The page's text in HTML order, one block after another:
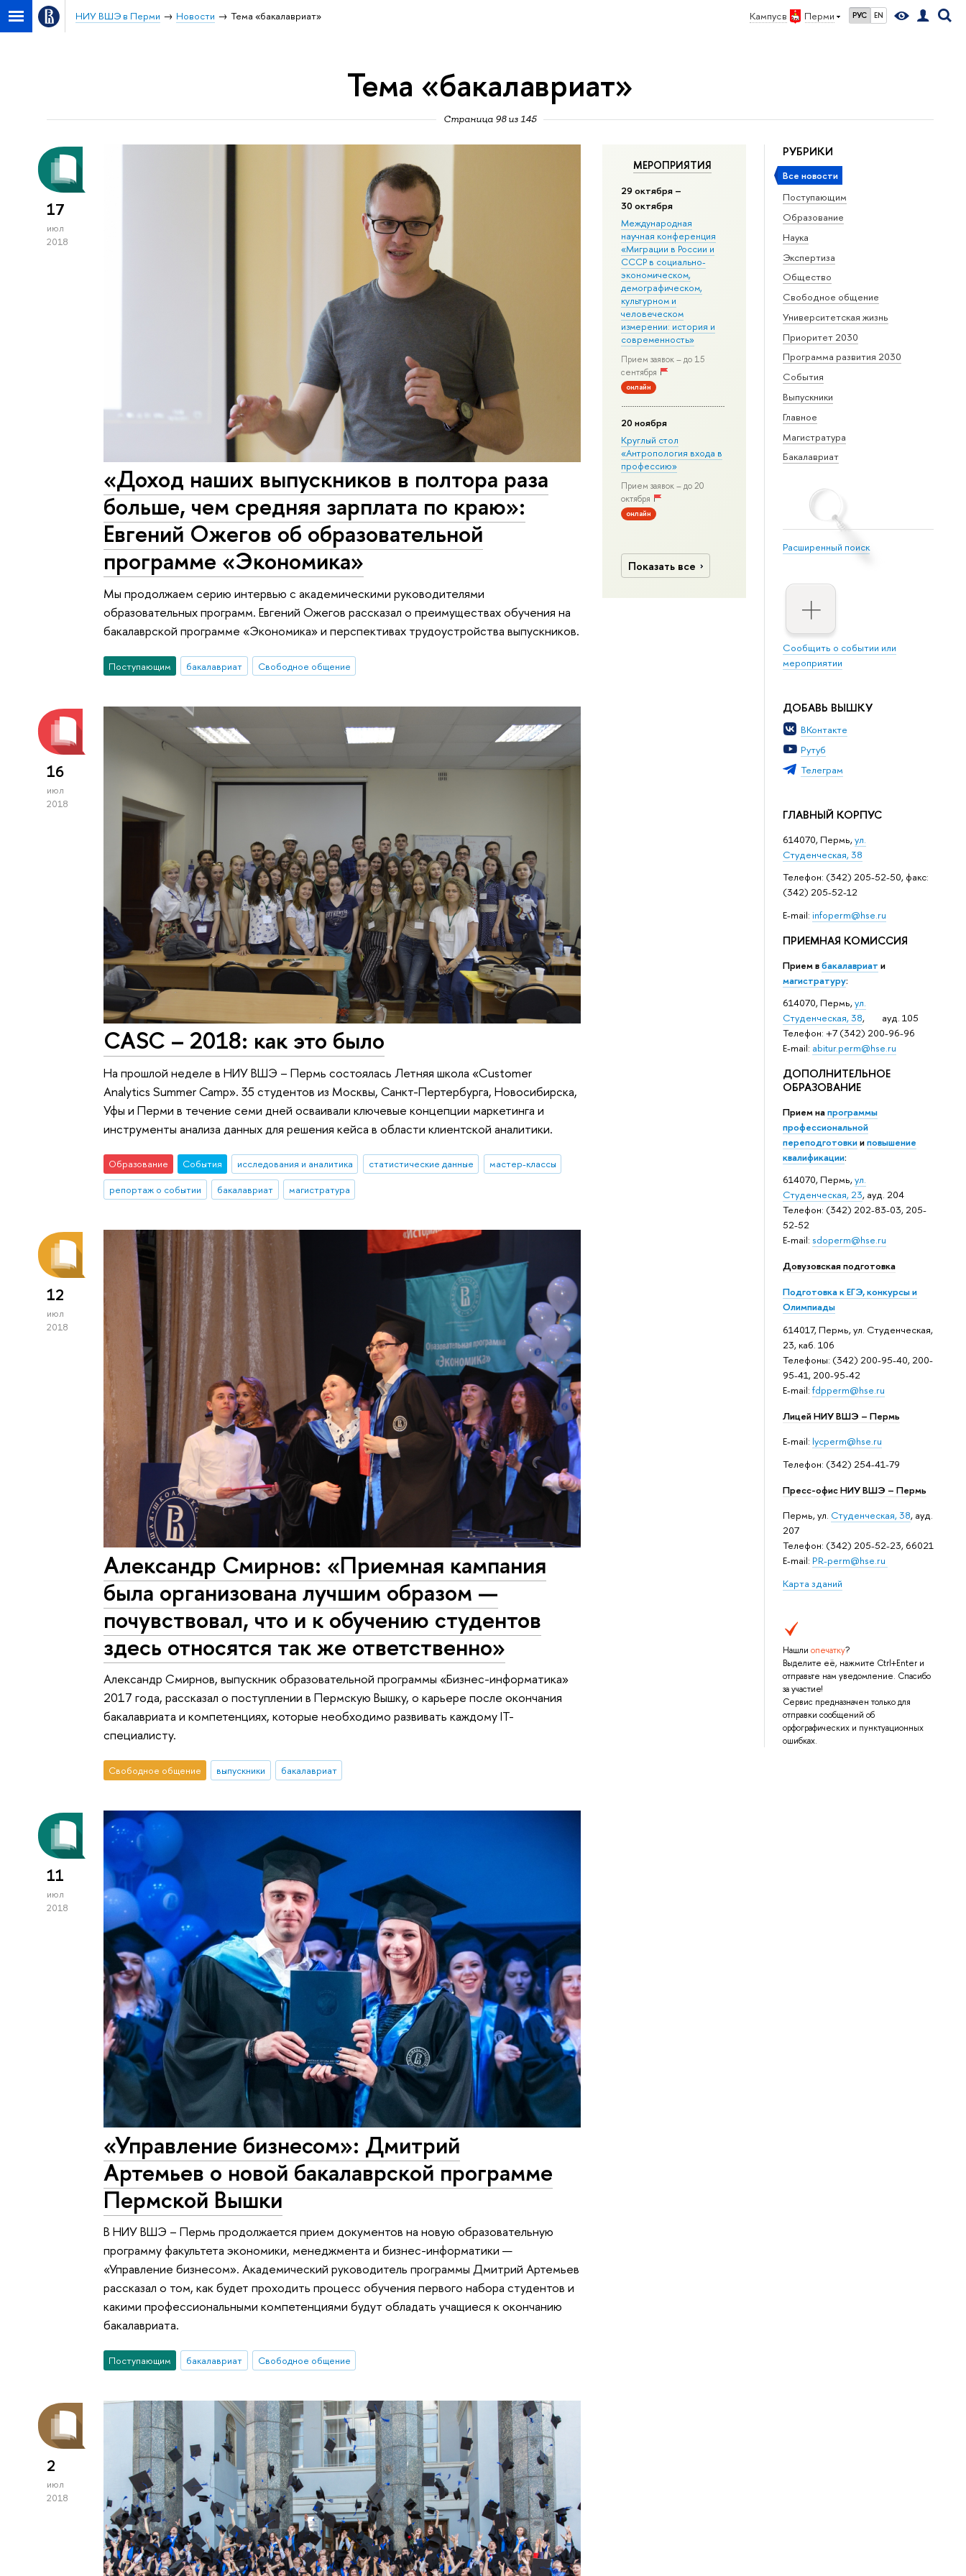
Кампус в Перми РУС EN
НИУ ВШЭ в Перми Новости Тема «бакалавриат»
Тема «бакалавриат»
Страница 98 из 145
РУБРИКИ
Все новости
Поступающим
Образование
Наука
Экспертиза
Общество
Свободное общение
Университетская жизнь
Приоритет 2030
Программа развития 2030
События
Выпускники
Главное
Магистратура
Бакалавриат
Расширенный поиск
Сообщить о событии или
мероприятии
ДОБАВЬ ВЫШКУ
ВКонтакте
Рутуб
Телеграм
ГЛАВНЫЙ КОРПУС
614070, Пермь,ул.
Студенческая, 38
Телефон: (342) 205-52-50, факс:
(342) 205-52-12
Е-mail: infoperm@hse.ru
ПРИЕМНАЯ КОМИССИЯ
Прием вбакалавриат и
магистратуру:
614070, Пермь,ул.
Студенческая, 38, ауд. 105
Телефон: +7 (342) 200-96-96
E-mail: abitur.perm@hse.ru
ДОПОЛНИТЕЛЬНОЕ
ОБРАЗОВАНИЕ
Прием напрограммы
профессиональной
переподготовкииповышение
квалификации:
614070, Пермь,ул.
Студенческая, 23, ауд. 204
Телефон: (342) 202-83-03, 205-
52-52
E-mail: sdoperm@hse.ru
Довузовская подготовка
Подготовка к ЕГЭ, конкурсы и
Олимпиады
614017, Пермь, ул. Студенческая,
23, каб. 106
Телефоны: (342) 200-95-40, 200-
95-41, 200-95-42
E-mail: fdpperm@hse.ru
Лицей НИУ ВШЭ – Пермь
E-mail: lycperm@hse.ru
Телефон: (342) 254-41-79
Пресс-офис НИУ ВШЭ – Пермь
Пермь, ул. Студенческая, 38, ауд.
207
Телефон: (342) 205-52-23, 66021
E-mail: PR-perm@hse.ru
Карта зданий
Нашли опечатку?
Выделите её, нажмите Ctrl+Enter и
отправьте нам уведомление. Спасибо
за участие!
Сервис предназначен только для
отправки сообщений об
орфографических и пунктуационных
ошибках.
МЕРОПРИЯТИЯ
29 октября –
30 октября
Международная
научная конференция
«Миграции в Росcии и
СССР в социально-
экономическом,
демографическом,
культурном и
человеческом
измерении: история и
современность»
Прием заявок – до 15
сентября
онлайн
20 ноября
Круглый стол
«Антропология входа в
профессию»
Прием заявок – до 20
октября
онлайн
Показать все
17
июл
2018
«Доход наших выпускников в полтора раза
больше, чем средняя зарплата по краю»:
Евгений Ожегов об образовательной
программе «Экономика»
Мы продолжаем серию интервью с академическими руководителями
образовательных программ. Евгений Ожегов рассказал о преимуществах обучения на
бакалаврской программе «Экономика» и перспективах трудоустройства выпускников.
Поступающим бакалавриат Свободное общение
16
июл
2018
CASC – 2018: как это было
На прошлой неделе в НИУ ВШЭ – Пермь состоялась Летняя школа «Customer
Analytics Summer Camp». 35 студентов из Москвы, Санкт-Пертербурга, Новосибирска,
Уфы и Перми в течение семи дней осваивали ключевые концепции маркетинга и
инструменты анализа данных для решения кейса в области клиентской аналитики.
Образование События исследования и аналитика статистические данные
мастер-классы
репортаж о событии
бакалавриат магистратура
12
июл
2018
Александр Смирнов: «Приемная кампания
была организована лучшим образом —
почувствовал, что и к обучению студентов
здесь относятся так же ответственно»
Александр Смирнов, выпускник образовательной программы «Бизнес-информатика»
2017 года, рассказал о поступлении в Пермскую Вышку, о карьере после окончания
бакалавриата и компетенциях, которые необходимо развивать каждому IT-
специалисту.
Свободное общение выпускники бакалавриат
11
июл
2018
«Управление бизнесом»: Дмитрий
Артемьев о новой бакалаврской программе
Пермской Вышки
В НИУ ВШЭ – Пермь продолжается прием документов на новую образовательную
программу факультета экономики, менеджмента и бизнес-информатики —
«Управление бизнесом». Академический руководитель программы Дмитрий Артемьев
рассказал о том, как будет проходить процесс обучения первого набора студентов и
какими профессиональными компетенциями будут обладать учащиеся к окончанию
бакалавриата.
Поступающим бакалавриат Свободное общение
2
июл
2018